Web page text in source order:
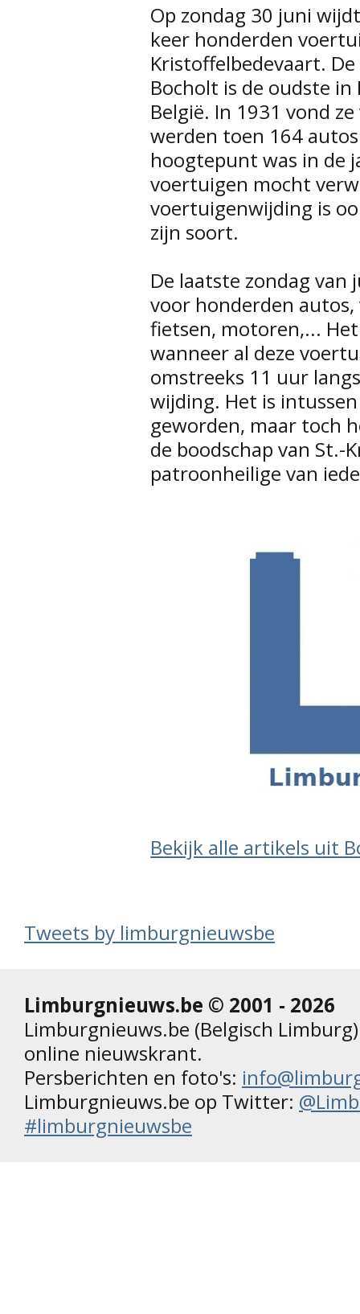
Op zondag 30 juni
keer honderden
Kristoffelbedevaart.
Bocholt is de oudste
België. In 1931 vond
werden toen 164
hoogtepunt was in de
voertuigen mocht
voertuigenwijding is
zijn soort.
De laatste zondag
voor honderden
fietsen, motoren,...
wanneer al deze
omstreeks 11 uur
wijding. Het is
geworden, maar toch
de boodschap van St.-
patroonheilige van
Bekijk alle artikels uit
Tweets by limburgnieuwsbe
Limburgnieuws.be © 2001 - 2026
Limburgnieuws.be (Belgisch
online nieuwskrant.
Persberichten en foto's:
Limburgnieuws.be op Twitter:
#limburgnieuwsbe